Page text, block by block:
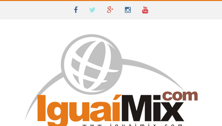
IGUAÍ E SUDOESTE DA BAHIA